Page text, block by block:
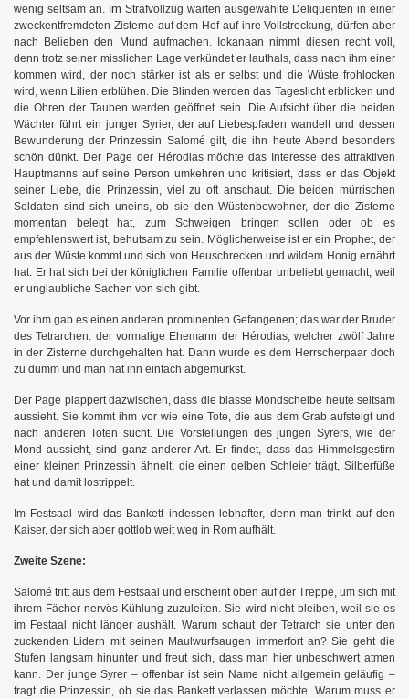
wenig seltsam an. Im Strafvollzug warten ausgewählte Deliquenten in einer
zweckentfremdeten Zisterne auf dem Hof auf ihre Vollstreckung, dürfen aber
nach Belieben den Mund aufmachen. Iokanaan nimmt diesen recht voll,
denn trotz seiner misslichen Lage verkündet er lauthals, dass nach ihm einer
kommen wird, der noch stärker ist als er selbst und die Wüste frohlocken
wird, wenn Lilien erblühen. Die Blinden werden das Tageslicht erblicken und
die Ohren der Tauben werden geöffnet sein. Die Aufsicht über die beiden
Wächter führt ein junger Syrier, der auf Liebespfaden wandelt und dessen
Bewunderung der Prinzessin Salomé gilt, die ihn heute Abend besonders
schön dünkt. Der Page der Hérodias möchte das Interesse des attraktiven
Hauptmanns auf seine Person umkehren und kritisiert, dass er das Objekt
seiner Liebe, die Prinzessin, viel zu oft anschaut. Die beiden mürrischen
Soldaten sind sich uneins, ob sie den Wüstenbewohner, der die Zisterne
momentan belegt hat, zum Schweigen bringen sollen oder ob es
empfehlenswert ist, behutsam zu sein. Möglicherweise ist er ein Prophet, der
aus der Wüste kommt und sich von Heuschrecken und wildem Honig ernährt
hat. Er hat sich bei der königlichen Familie offenbar unbeliebt gemacht, weil
er unglaubliche Sachen von sich gibt.
Vor ihm gab es einen anderen prominenten Gefangenen; das war der Bruder
des Tetrarchen. der vormalige Ehemann der Hérodias, welcher zwölf Jahre
in der Zisterne durchgehalten hat. Dann wurde es dem Herrscherpaar doch
zu dumm und man hat ihn einfach abgemurkst.
Der Page plappert dazwischen, dass die blasse Mondscheibe heute seltsam
aussieht. Sie kommt ihm vor wie eine Tote, die aus dem Grab aufsteigt und
nach anderen Toten sucht. Die Vorstellungen des jungen Syrers, wie der
Mond aussieht, sind ganz anderer Art. Er findet, dass das Himmelsgestirn
einer kleinen Prinzessin ähnelt, die einen gelben Schleier trägt, Silberfüße
hat und damit lostrippelt.
Im Festsaal wird das Bankett indessen lebhafter, denn man trinkt auf den
Kaiser, der sich aber gottlob weit weg in Rom aufhält.
Zweite Szene:
Salomé tritt aus dem Festsaal und erscheint oben auf der Treppe, um sich mit
ihrem Fächer nervös Kühlung zuzuleiten. Sie wird nicht bleiben, weil sie es
im Festaal nicht länger aushält. Warum schaut der Tetrarch sie unter den
zuckenden Lidern mit seinen Maulwurfsaugen immerfort an? Sie geht die
Stufen langsam hinunter und freut sich, dass man hier unbeschwert atmen
kann. Der junge Syrer – offenbar ist sein Name nicht allgemein geläufig –
fragt die Prinzessin, ob sie das Bankett verlassen möchte. Warum muss er